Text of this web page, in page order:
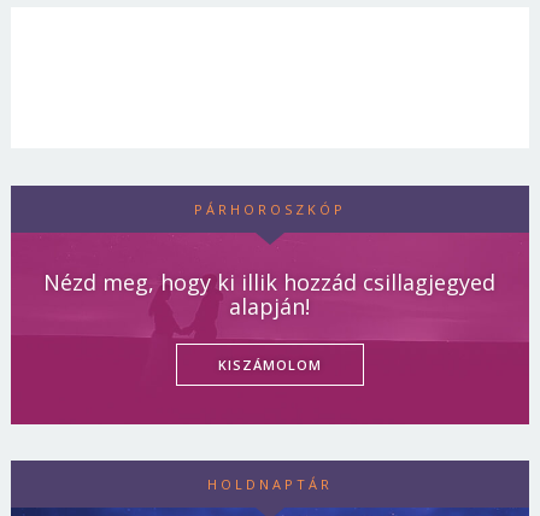
PÁRHOROSZKÓP
Nézd meg, hogy ki illik hozzád csillagjegyed
alapján!
KISZÁMOLOM
HOLDNAPTÁR